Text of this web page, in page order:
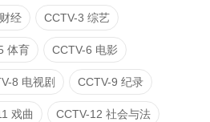
经 CCTV-3 综艺
体育 CCTV-6 电影
8 电视剧 CCTV-9 纪录
戏曲 CCTV-12 社会与法